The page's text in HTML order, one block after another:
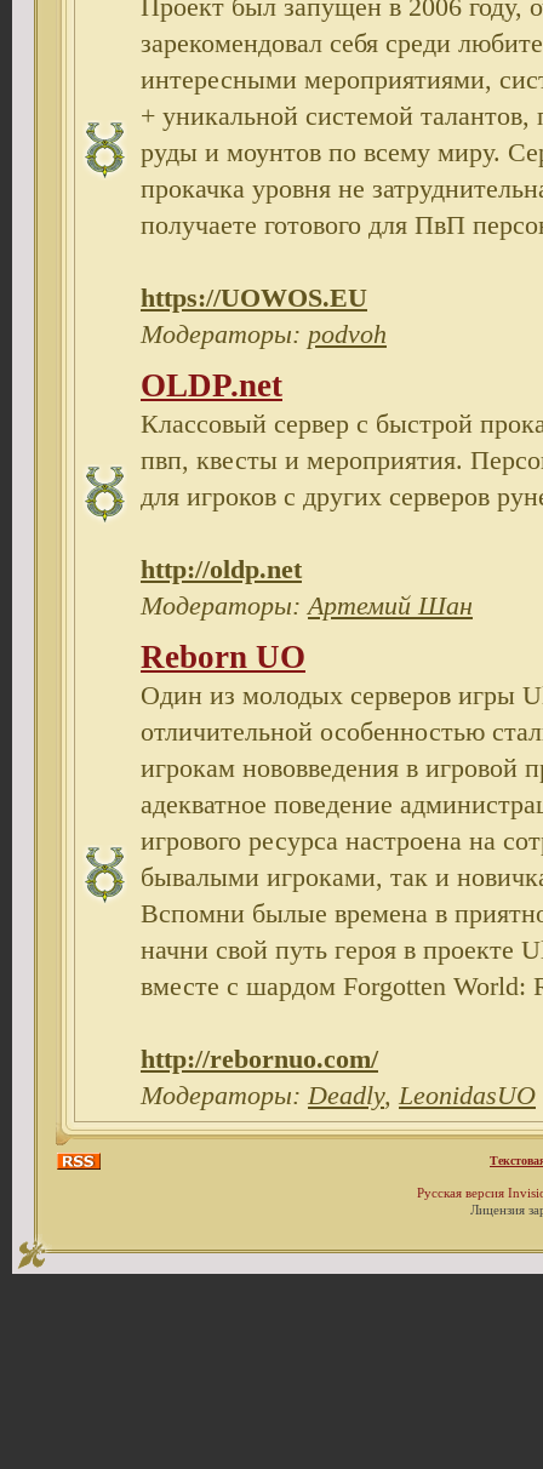
Проект был запущен в 2006 году,
зарекомендовал себя среди
интересными мероприятиями,
+ уникальной системой
руды и моунтов по всему миру.
прокачка уровня не
получаете готового для ПвП
https://UOWOS.EU
Модераторы: podvoh
OLDP.net
Классовый сервер с быстрой
пвп, квесты и мероприятия.
для игроков с других серверов
http://oldp.net
Модераторы:Артемий Шан
Reborn UO
Один из молодых серверов игры
отличительной особенностью
игрокам нововведения в игровой
адекватное поведение
игрового ресурса настроена на
бывалыми игроками, так и
Вспомни былые времена в
начни свой путь героя в проекте
вместе с шардом Forgotten World:
http://rebornuo.com/
Модераторы: Deadly, LeonidasUO
Русская версия
Лицензия